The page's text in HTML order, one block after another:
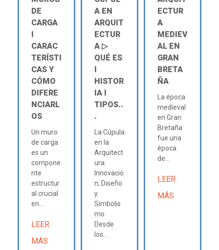
DE
CARGA
CARAC
TERÍSTI
CAS Y
CÓMO
DIFERE
NCIARL
OS
Un muro
de carga
es un
compone
nte
estructur
al crucial
en...
LEER
MÁS
A EN
ARQUIT
ECTUR
A ▷
QUÉ ES
HISTOR
IA Ι
TIPOS..
.
La Cúpula
en la
Arquitect
ura:
Innovació
n, Diseño
y
Simbolis
mo
Desde
los...
ECTUR
A
MEDIEV
AL EN
GRAN
BRETA
ÑA
La época
medieval
en Gran
Bretaña
fue una
época
de...
LEER
MÁS